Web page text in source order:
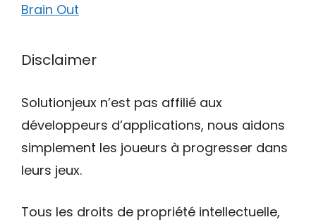
Brain Out
Disclaimer
Solutionjeux n’est pas affilié aux
développeurs d’applications, nous aidons
simplement les joueurs à progresser dans
leurs jeux.
Tous les droits de propriété intellectuelle,